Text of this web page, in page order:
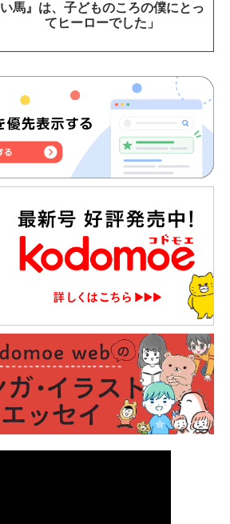
い馬』は、子どものころの僕にとっ
てヒーローでした」